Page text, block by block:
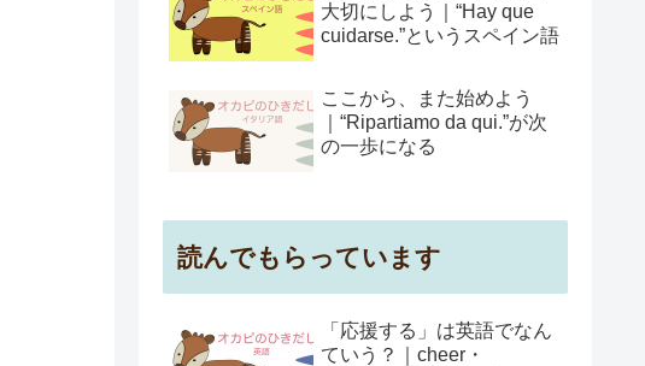
大切にしよう｜“Hay que
cuidarse.”というスペイン語
ここから、また始めよう
｜“Ripartiamo da qui.”が次
の一歩になる
読んでもらっています
「応援する」は英語でなん
ていう？｜cheer・